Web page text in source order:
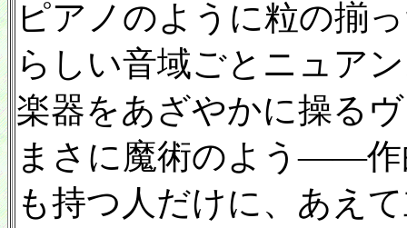
ピアノのように粒の揃
らしい音域ごとニュア
楽器をあざやかに操る
まさに魔術のよう——作
も持つ人だけに、あえ